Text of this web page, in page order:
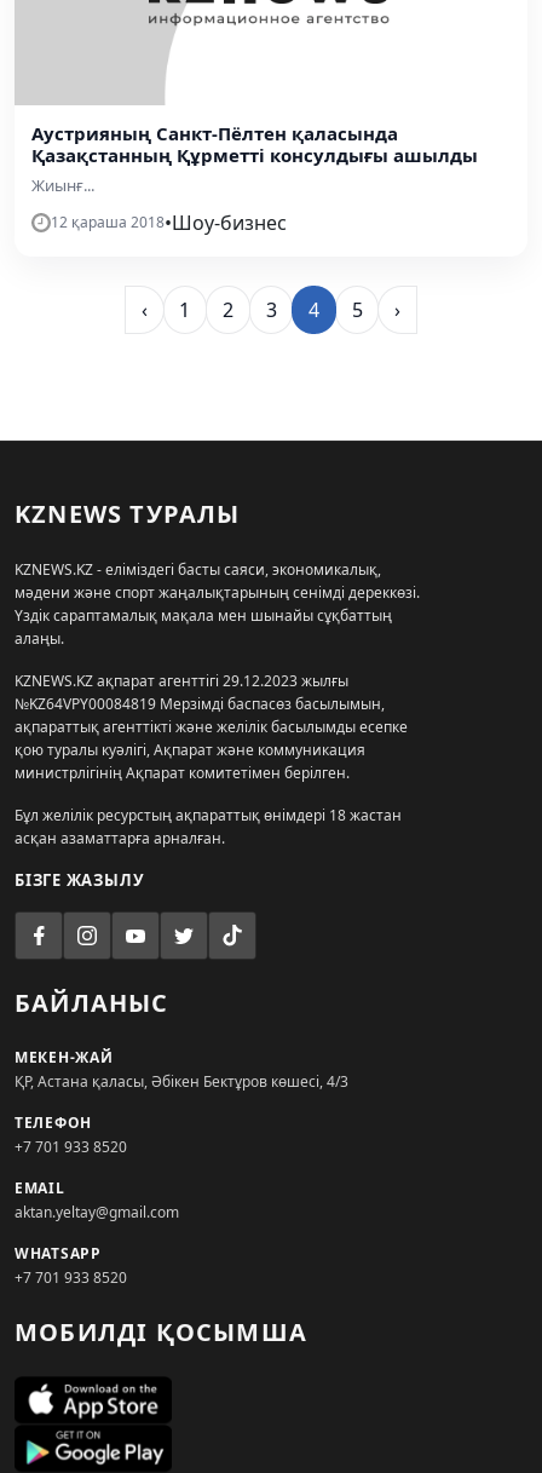
Аустрияның Санкт-Пёлтен қаласында
Қазақстанның Құрметті консулдығы ашылды
Жиынғ...
12 қараша 2018•Шоу-бизнес
‹ 1 2 3 4 5 ›
KZNEWS ТУРАЛЫ
KZNEWS.KZ - еліміздегі басты саяси, экономикалық,
мәдени және спорт жаңалықтарының сенімді дереккөзі.
Үздік сараптамалық мақала мен шынайы сұқбаттың
алаңы.
KZNEWS.KZ ақпарат агенттігі 29.12.2023 жылғы
№KZ64VPY00084819 Мерзімді баспасөз басылымын,
ақпараттық агенттікті және желілік басылымды есепке
қою туралы куәлігі, Ақпарат және коммуникация
министрлігінің Ақпарат комитетімен берілген.
Бұл желілік ресурстың ақпараттық өнімдері 18 жастан
асқан азаматтарға арналған.
БІЗГЕ ЖАЗЫЛУ
БАЙЛАНЫС
МЕКЕН-ЖАЙ
ҚР, Астана қаласы, Әбікен Бектұров көшесі, 4/3
ТЕЛЕФОН
+7 701 933 8520
EMAIL
aktan.yeltay@gmail.com
WHATSAPP
+7 701 933 8520
МОБИЛДІ ҚОСЫМША